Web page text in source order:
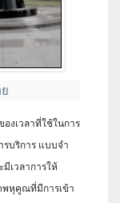
งเวลาที่ใช้ในการ
รบริการ แบบจํา
เวลาการให้
พหุคูณที่มีการเข้า